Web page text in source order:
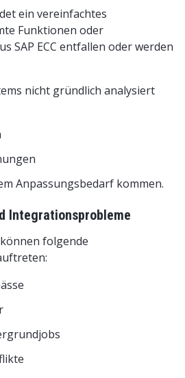
ein vereinfachtes
Funktionen oder
SAP ECC entfallen oder werden
nicht gründlich analysiert
Anpassungsbedarf kommen.
Integrationsprobleme
folgende